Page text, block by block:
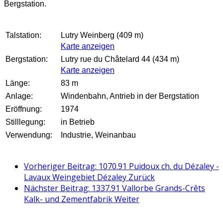
Bergstation.
Talstation:
Lutry Weinberg (409 m)
Karte anzeigen
Bergstation:
Lutry rue du Châtelard 44 (434 m)
Karte anzeigen
Länge:
83 m
Anlage:
Windenbahn, Antrieb in der Bergstation
Eröffnung:
1974
Stilllegung:
in Betrieb
Verwendung:
Industrie, Weinanbau
Vorheriger Beitrag: 1070.91 Puidoux ch. du Dézaley -
Lavaux Weingebiet Dézaley Zurück
Nächster Beitrag: 1337.91 Vallorbe Grands-Crêts
Kalk- und ZementfabrikWeiter